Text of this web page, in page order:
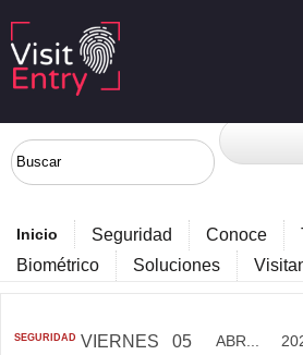
Inicio Seguridad Conoce
Biométrico
Soluciones
SEGURIDAD VIERNES 05 ABR...